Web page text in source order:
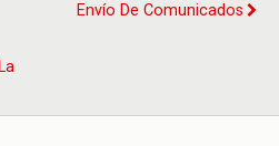
Envío De Comunicados